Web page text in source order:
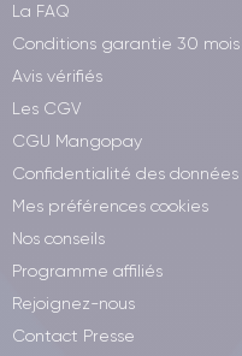
La FAQ
Conditions garantie 30 mois
Avis vérifiés
Les CGV
CGU Mangopay
Confidentialité des données
Mes préférences cookies
Nos conseils
Programme affiliés
Rejoignez-nous
Contact Presse